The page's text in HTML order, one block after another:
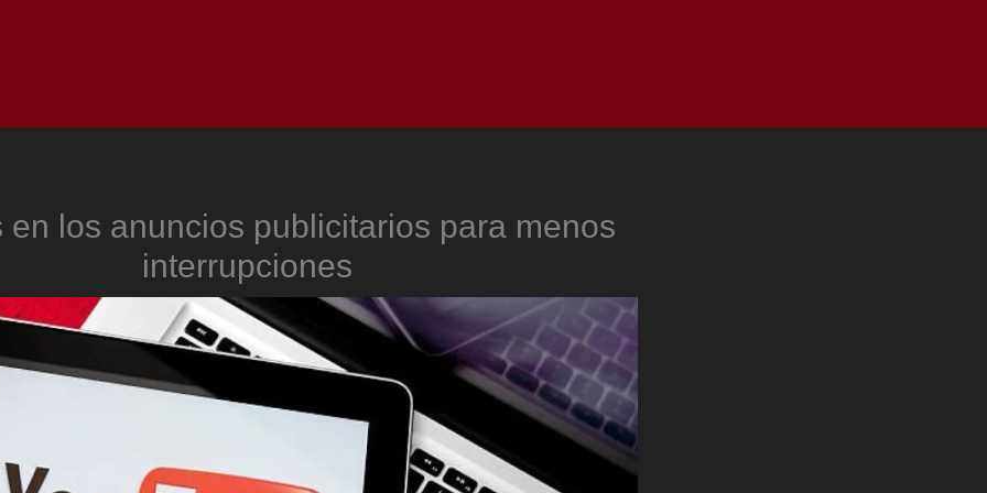
en los anuncios publicitarios para menos
interrupciones